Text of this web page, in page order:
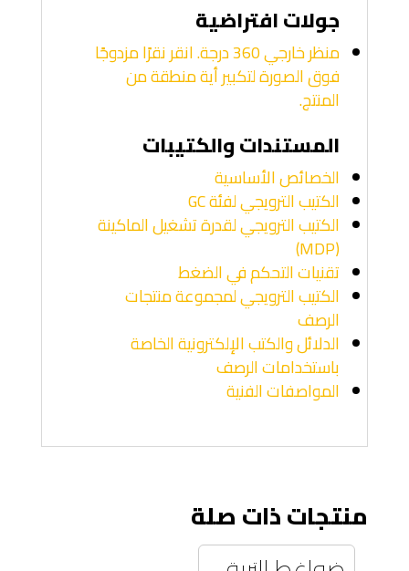
جولات افتراضية
منظر خارجي 360 درجة. انقر نقرًا مزدوجًا
فوق الصورة لتكبير أية منطقة من
المنتج.
المستندات والكتيبات
الخصائص الأساسية
الكتيب الترويجي لفئة GC
الكتيب الترويجي لقدرة تشغيل الماكينة
(MDP)
تقنيات التحكم في الضغط
الكتيب الترويجي لمجموعة منتجات
الرصف
الدلائل والكتب الإلكترونية الخاصة
باستخدامات الرصف
المواصفات الفنية
منتجات ذات صلة